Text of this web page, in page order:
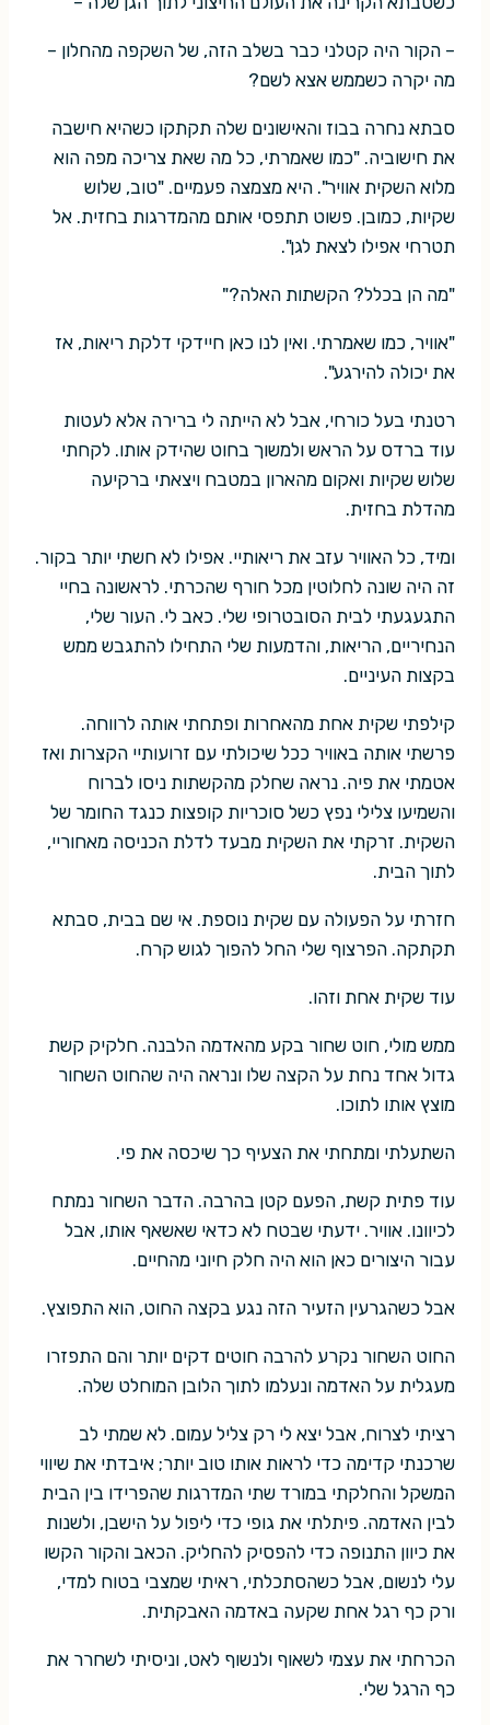
– הקור היה קטלני כבר בשלב הזה, של השקפה מהחלון –
מה יקרה כשממש אצא לשם?
סבתא נחרה בבוז והאישונים שלה תקתקו כשהיא חישבה
את חישוביה. "כמו שאמרתי, כל מה שאת צריכה מפה הוא
מלוא השקית אוויר". היא מצמצה פעמיים. "טוב, שלוש
שקיות, כמובן. פשוט תתפסי אותם מהמדרגות בחזית. אל
תטרחי אפילו לצאת לגן".
"מה הן בכלל? הקשתות האלה?"
"אוויר, כמו שאמרתי. ואין לנו כאן חיידקי דלקת ריאות, אז
את יכולה להירגע".
רטנתי בעל כורחי, אבל לא הייתה לי ברירה אלא לעטות
עוד ברדס על הראש ולמשוך בחוט שהידק אותו. לקחתי
שלוש שקיות ואקום מהארון במטבח ויצאתי ברקיעה
מהדלת בחזית.
ומיד, כל האוויר עזב את ריאותיי. אפילו לא חשתי יותר בקור.
זה היה שונה לחלוטין מכל חורף שהכרתי. לראשונה בחיי
התגעגעתי לבית הסובטרופי שלי. כאב לי. העור שלי,
הנחיריים, הריאות, והדמעות שלי התחילו להתגבש ממש
בקצות העיניים.
קילפתי שקית אחת מהאחרות ופתחתי אותה לרווחה.
פרשתי אותה באוויר ככל שיכולתי עם זרועותיי הקצרות ואז
אטמתי את פיה. נראה שחלק מהקשתות ניסו לברוח
והשמיעו צלילי נפץ כשל סוכריות קופצות כנגד החומר של
השקית. זרקתי את השקית מבעד לדלת הכניסה מאחוריי,
לתוך הבית.
חזרתי על הפעולה עם שקית נוספת. אי שם בבית, סבתא
תקתקה. הפרצוף שלי החל להפוך לגוש קרח.
עוד שקית אחת וזהו.
ממש מולי, חוט שחור בקע מהאדמה הלבנה. חלקיק קשת
גדול אחד נחת על הקצה שלו ונראה היה שהחוט השחור
מוצץ אותו לתוכו.
השתעלתי ומתחתי את הצעיף כך שיכסה את פי.
עוד פתית קשת, הפעם קטן בהרבה. הדבר השחור נמתח
לכיוונו. אוויר. ידעתי שבטח לא כדאי שאשאף אותו, אבל
עבור היצורים כאן הוא היה חלק חיוני מהחיים.
אבל כשהגרעין הזעיר הזה נגע בקצה החוט, הוא התפוצץ.
החוט השחור נקרע להרבה חוטים דקים יותר והם התפזרו
מעגלית על האדמה ונעלמו לתוך הלובן המוחלט שלה.
רציתי לצרוח, אבל יצא לי רק צליל עמום. לא שמתי לב
שרכנתי קדימה כדי לראות אותו טוב יותר; איבדתי את שיווי
המשקל והחלקתי במורד שתי המדרגות שהפרידו בין הבית
לבין האדמה. פיתלתי את גופי כדי ליפול על הישבן, ולשנות
את כיוון התנופה כדי להפסיק להחליק. הכאב והקור הקשו
עלי לנשום, אבל כשהסתכלתי, ראיתי שמצבי בטוח למדי,
ורק כף רגל אחת שקעה באדמה האבקתית.
הכרחתי את עצמי לשאוף ולנשוף לאט, וניסיתי לשחרר את
כף הרגל שלי.